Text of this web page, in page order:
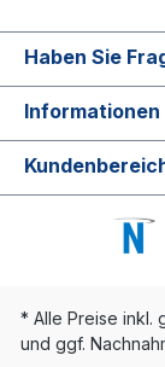
Haben Sie
Informationen
* Alle Preise inkl.
und ggf.